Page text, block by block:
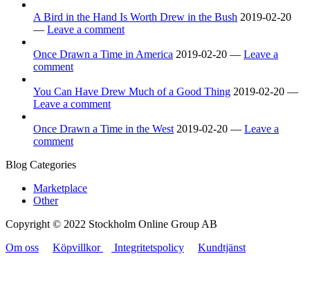
A Bird in the Hand Is Worth Drew in the Bush 2019-02-20
— Leave a comment
Once Drawn a Time in America 2019-02-20 — Leave a
comment
You Can Have Drew Much of a Good Thing 2019-02-20 —
Leave a comment
Once Drawn a Time in the West 2019-02-20 — Leave a
comment
Blog Categories
Marketplace
Other
Copyright © 2022 Stockholm Online Group AB
Om oss
Köpvillkor Integritetspolicy Kundtjänst